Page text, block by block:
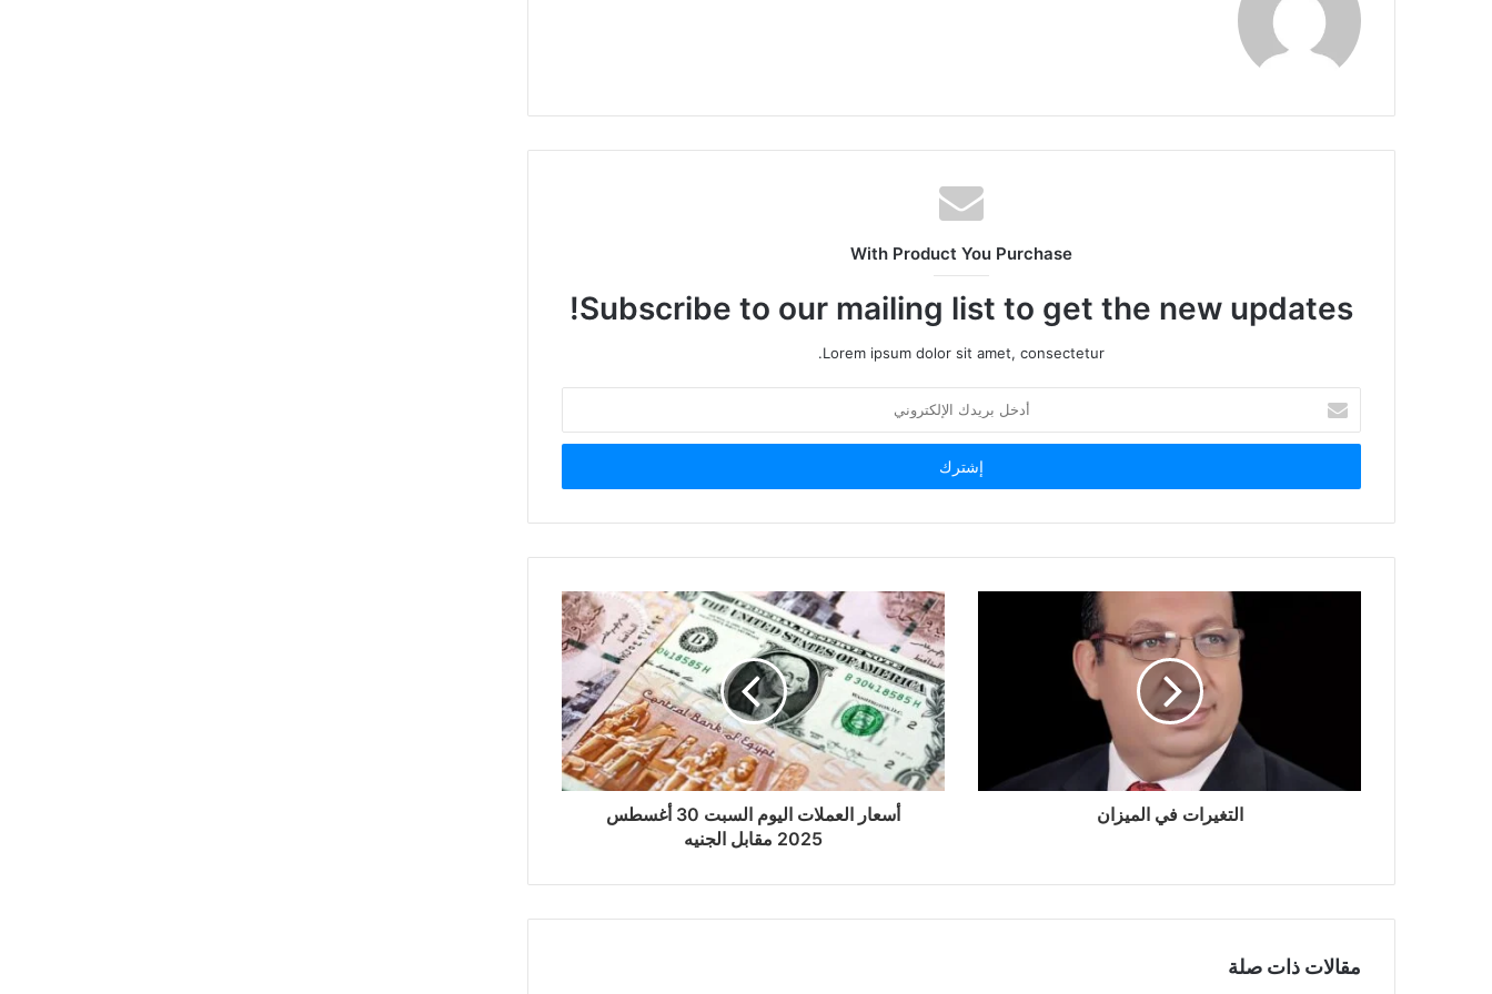
With Product You Purchase
Subscribe to our mailing list to get the new updates!
Lorem ipsum dolor sit amet, consectetur.
بريدك
الإلكتروني
التغيرات في الميزان
أسعار العملات اليوم السبت 30 أغسطس
2025 مقابل الجنيه
مقالات ذات صلة